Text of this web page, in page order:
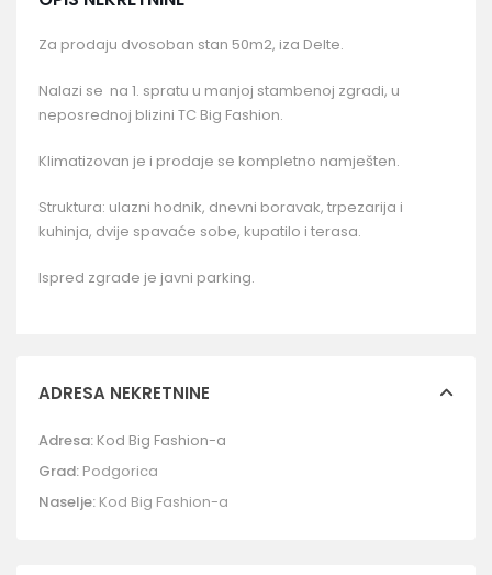
Za prodaju dvosoban stan 50m2, iza Delte.
Nalazi se na 1. spratu u manjoj stambenoj zgradi, u
neposrednoj blizini TC Big Fashion.
Klimatizovan je i prodaje se kompletno namješten.
Struktura: ulazni hodnik, dnevni boravak, trpezarija i
kuhinja, dvije spavaće sobe, kupatilo i terasa.
Ispred zgrade je javni parking.
ADRESA NEKRETNINE
Adresa: Kod Big Fashion-a
Grad: Podgorica
Naselje: Kod Big Fashion-a